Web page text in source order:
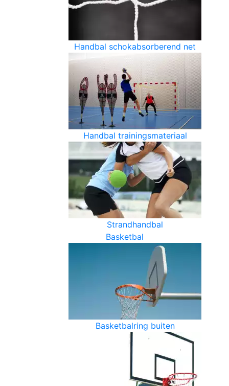
Handbal schokabsorberend net
Handbal trainingsmateriaal
Strandhandbal
Basketbal
Basketbalring buiten